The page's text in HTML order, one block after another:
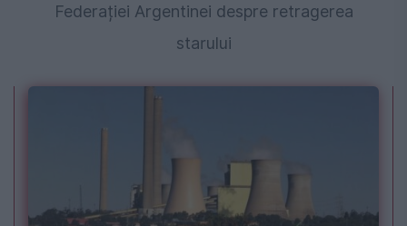
Federației Argentinei despre retragerea
starului